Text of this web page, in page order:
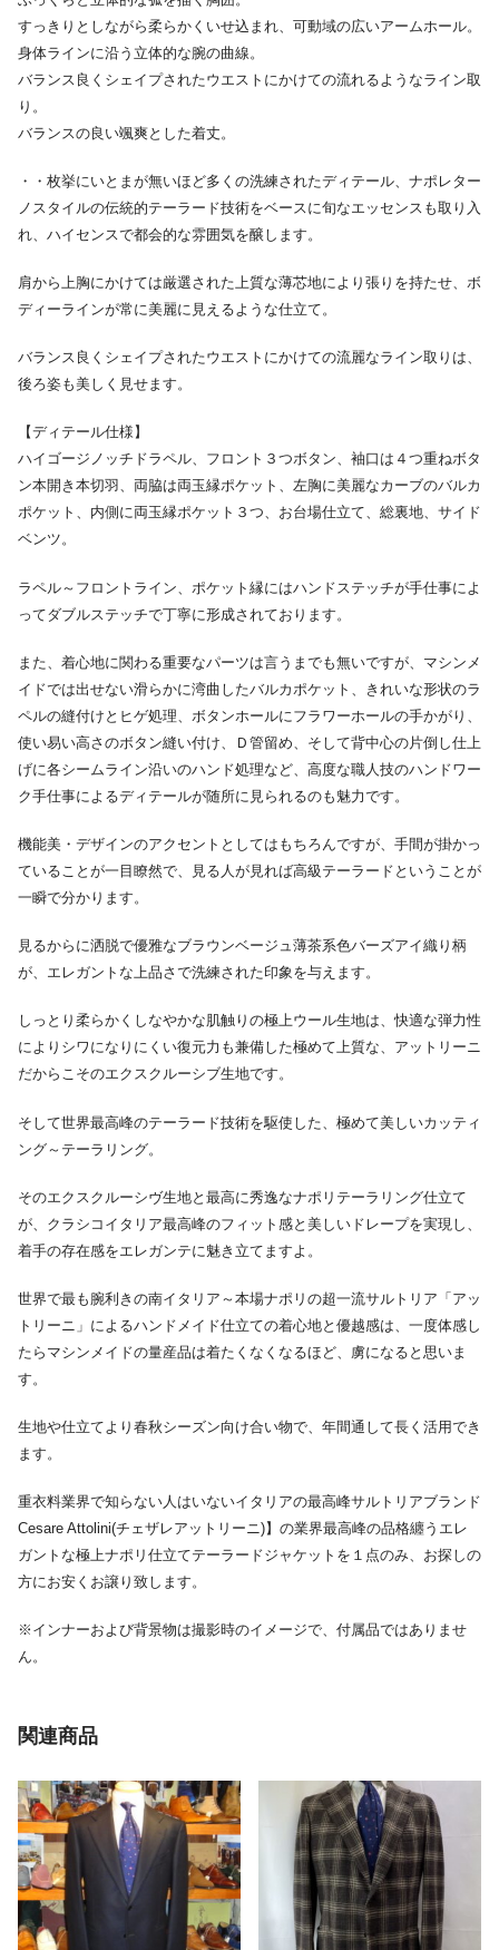
すっきりとしながら柔らかくいせ込まれ、可動域の広いアームホール。
身体ラインに沿う立体的な腕の曲線。
バランス良くシェイプされたウエストにかけての流れるようなライン取
り。
バランスの良い颯爽とした着丈。
・・枚挙にいとまが無いほど多くの洗練されたディテール、ナポレター
ノスタイルの伝統的テーラード技術をベースに旬なエッセンスも取り入
れ、ハイセンスで都会的な雰囲気を醸します。
肩から上胸にかけては厳選された上質な薄芯地により張りを持たせ、ボ
ディーラインが常に美麗に見えるような仕立て。
バランス良くシェイプされたウエストにかけての流麗なライン取りは、
後ろ姿も美しく見せます。
【ディテール仕様】
ハイゴージノッチドラペル、フロント３つボタン、袖口は４つ重ねボタ
ン本開き本切羽、両脇は両玉縁ポケット、左胸に美麗なカーブのバルカ
ポケット、内側に両玉縁ポケット３つ、お台場仕立て、総裏地、サイド
ベンツ。
ラペル～フロントライン、ポケット縁にはハンドステッチが手仕事によ
ってダブルステッチで丁寧に形成されております。
また、着心地に関わる重要なパーツは言うまでも無いですが、マシンメ
イドでは出せない滑らかに湾曲したバルカポケット、きれいな形状のラ
ペルの縫付けとヒゲ処理、ボタンホールにフラワーホールの手かがり、
使い易い高さのボタン縫い付け、Ｄ管留め、そして背中心の片倒し仕上
げに各シームライン沿いのハンド処理など、高度な職人技のハンドワー
ク手仕事によるディテールが随所に見られるのも魅力です。
機能美・デザインのアクセントとしてはもちろんですが、手間が掛かっ
ていることが一目瞭然で、見る人が見れば高級テーラードということが
一瞬で分かります。
見るからに洒脱で優雅なブラウンベージュ薄茶系色バーズアイ織り柄
が、エレガントな上品さで洗練された印象を与えます。
しっとり柔らかくしなやかな肌触りの極上ウール生地は、快適な弾力性
によりシワになりにくい復元力も兼備した極めて上質な、アットリーニ
だからこそのエクスクルーシブ生地です。
そして世界最高峰のテーラード技術を駆使した、極めて美しいカッティ
ング～テーラリング。
そのエクスクルーシヴ生地と最高に秀逸なナポリテーラリング仕立て
が、クラシコイタリア最高峰のフィット感と美しいドレープを実現し、
着手の存在感をエレガンテに魅き立てますよ。
世界で最も腕利きの南イタリア～本場ナポリの超一流サルトリア「アッ
トリーニ」によるハンドメイド仕立ての着心地と優越感は、一度体感し
たらマシンメイドの量産品は着たくなくなるほど、虜になると思いま
す。
生地や仕立てより春秋シーズン向け合い物で、年間通して長く活用でき
ます。
重衣料業界で知らない人はいないイタリアの最高峰サルトリアブランド
Cesare Attolini(チェザレアットリーニ)】の業界最高峰の品格纏うエレ
ガントな極上ナポリ仕立てテーラードジャケットを１点のみ、お探しの
方にお安くお譲り致します。
※インナーおよび背景物は撮影時のイメージで、付属品ではありませ
ん。
関連商品